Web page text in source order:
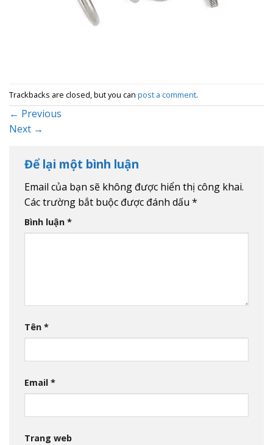
Trackbacks are closed, but you can post a comment.
← Previous
Next →
Để lại một bình luận
Email của bạn sẽ không được hiển thị công khai.
Các trường bắt buộc được đánh dấu *
Bình luận *
Tên *
Email *
Trang web